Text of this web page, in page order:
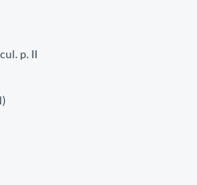
p. II